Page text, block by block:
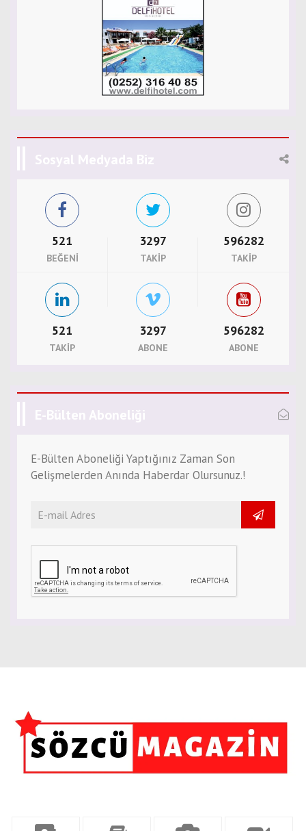
Sosyal Medyada Biz
521
BEĞENI
3297
TAKIP
596282
TAKIP
521
TAKIP
3297
ABONE
596282
ABONE
E-Bülten Aboneliği
E-Bülten Aboneliği Yaptığınız Zaman Son
Gelişmelerden Anında Haberdar Olursunuz.!